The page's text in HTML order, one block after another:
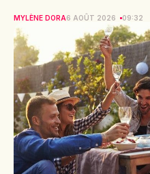
MYLÈNE DORA6 AOÛT 2026 09:32